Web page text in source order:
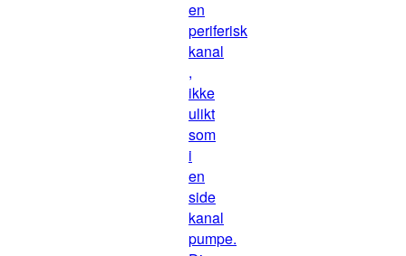
en
periferisk
kanal
,
ikke
ulikt
som
i
en
side
kanal
pumpe.